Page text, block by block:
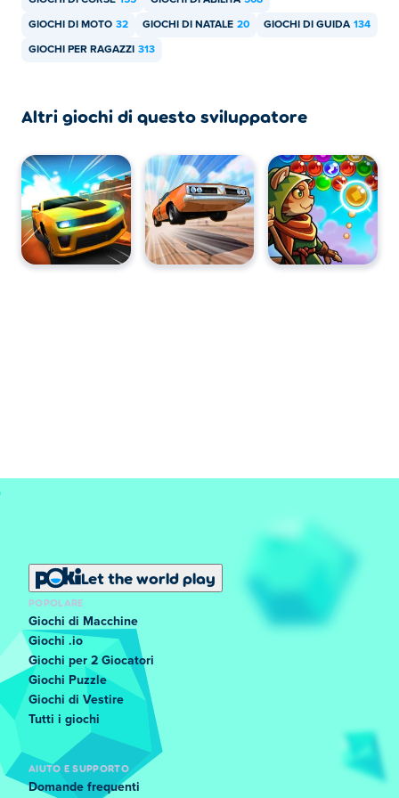
GIOCHI DI MOTO 32 GIOCHI DI NATALE 20 GIOCHI DI GUIDA 134
GIOCHI PER RAGAZZI 313
Altri giochi di questo sviluppatore
Let the world play
POPOLARE
Giochi di Macchine
Giochi .io
Giochi per 2 Giocatori
Giochi Puzzle
Giochi di Vestire
Tutti i giochi
AIUTO E SUPPORTO
Domande frequenti